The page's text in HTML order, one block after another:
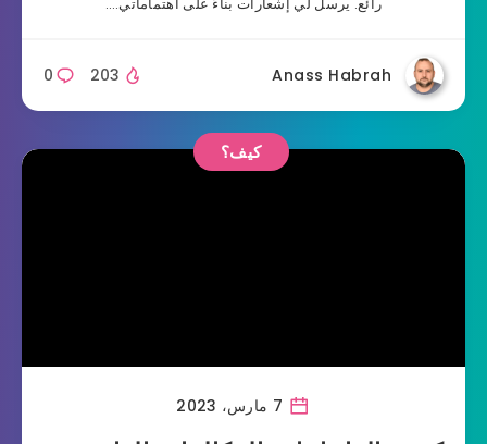
Anass Habrah
0 203
كيف؟